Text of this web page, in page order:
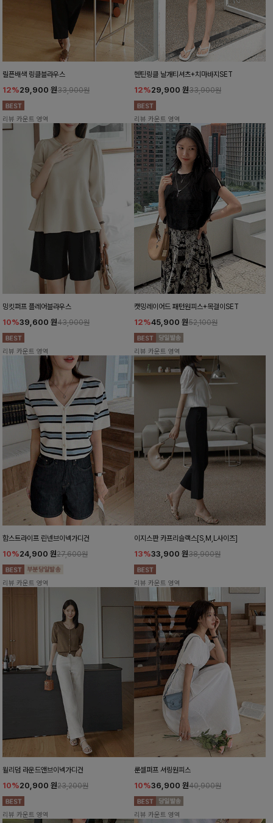
릴픈배색 링클블라우스
12%29,900 원33,900원
리뷰 카운트 영역
헨틴링클 날개티셔츠+치마바지SET
12%29,900 원33,900원
리뷰 카운트 영역
밍킷퍼프 플레어블라우스
10%39,600 원43,900원
리뷰 카운트 영역
캣밍레이어드 패턴원피스+목걸이SET
12%45,900 원52,100원
리뷰 카운트 영역
함스트라이프 린넨브이넥가디건
10%24,900 원27,600원
리뷰 카운트 영역
이지스판 카프리슬랙스[S,M,L사이즈]
13%33,900 원38,900원
리뷰 카운트 영역
윌리덤 라운드앤브이넥가디건
10%20,900 원23,200원
리뷰 카운트 영역
룬셀퍼프 셔링원피스
10%36,900 원40,900원
리뷰 카운트 영역